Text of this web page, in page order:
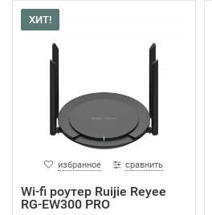
ХИТ!
избранное сравнить
Wi-fi роутер Ruijie Reyee
RG-EW300 PRO